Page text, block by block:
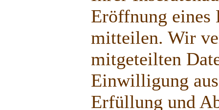
Eröffnung eines
mitteilen. Wir
mitgeteilten
Einwilligung
Erfüllung und